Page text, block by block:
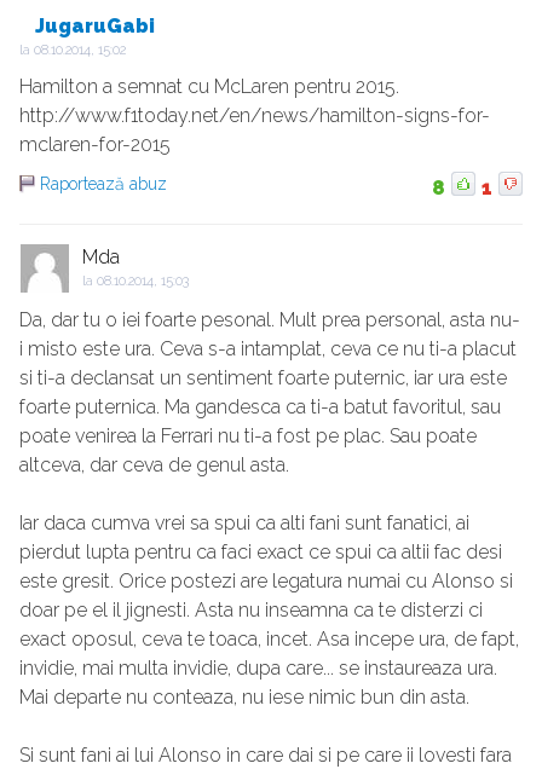
JugaruGabi
la 08.10.2014, 15:02
Hamilton a semnat cu McLaren pentru 2015.
http://www.f1today.net/en/news/hamilton-signs-for-
mclaren-for-2015
Raportează abuz 8 1
Mda
la 08.10.2014, 15:03
Da, dar tu o iei foarte pesonal. Mult prea personal, asta nu-
i misto este ura. Ceva s-a intamplat, ceva ce nu ti-a placut
si ti-a declansat un sentiment foarte puternic, iar ura este
foarte puternica. Ma gandesca ca ti-a batut favoritul, sau
poate venirea la Ferrari nu ti-a fost pe plac. Sau poate
altceva, dar ceva de genul asta.
Iar daca cumva vrei sa spui ca alti fani sunt fanatici, ai
pierdut lupta pentru ca faci exact ce spui ca altii fac desi
este gresit. Orice postezi are legatura numai cu Alonso si
doar pe el il jignesti. Asta nu inseamna ca te disterzi ci
exact oposul, ceva te toaca, incet. Asa incepe ura, de fapt,
invidie, mai multa invidie, dupa care... se instaureaza ura.
Mai departe nu conteaza, nu iese nimic bun din asta.
Si sunt fani ai lui Alonso in care dai si pe care ii lovesti fara